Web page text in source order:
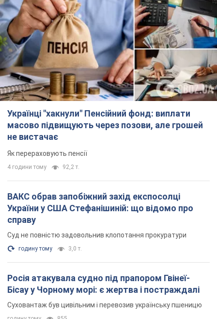
Українці "хакнули" Пенсійний фонд: виплати
масово підвищують через позови, але грошей
не вистачає
Як перераховують пенсії
4 години тому 92,2 т.
ВАКС обрав запобіжний захід експосолці
України у США Стефанішиній: що відомо про
справу
Суд не повністю задовольнив клопотання прокуратури
годину тому 3,0 т.
Росія атакувала судно під прапором Гвінеї-
Бісау у Чорному морі: є жертва і постраждалі
Суховантаж був цивільним і перевозив українську пшеницю
годину тому